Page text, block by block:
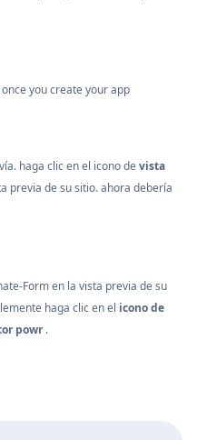
you create your app
haga clic en el icono devista
previa de su sitio. ahora debería
Form en la vista previa de su
haga clic en el icono de
powr.